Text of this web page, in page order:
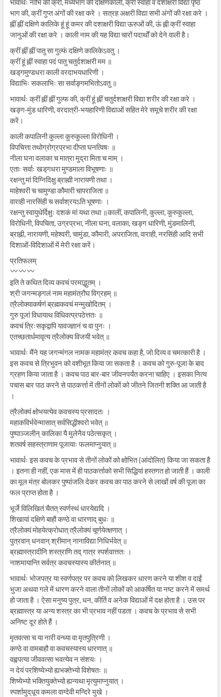
भाग की, क्रीं गुप्त अंगों की रक्षा करे । सत्रह अक्षरी विद्या सभी अंगों की रक्षा करे ।
ह्नीं ह्नीं दक्षिणे कालिके हूं हूं कमर की दशाक्षरी विद्या ऊरुओं की, ऊं ह्नी क्रीं स्वाहा
जानुओं की रक्षा करे । काली नाम की यह विद्या चारों पदार्थों को देने वाली है।
क्रीं ह्नीं ह्नीं पातु सा गुल्फं दक्षिणे कालिकेऽवतु ।
क्रीं हूं ह्नीं स्वाहा पदं पातु चतुर्दशाक्षरी मम ॥
खड्‌गमुण्डधरा काली वरदाभयधारिणी ।
विद्याभिः सकलाभिः सा सर्वाङ्गमभितोऽवतु ॥
भावार्थः क्रीं ह्नीं ह्नीं गुल्फ की, क्रीं हूं ह्नीं चतुर्दशाक्षरी विद्या शरीर की रक्षा करे ।
खङ्ग-मुंड धारिणी, वरदात्री-भयहारिणी विद्याओं सहित मेरे समूचे शरीर की रक्षा
करें।
काली कपालिनी कुल्ला कुरुकुल्ला विरोधिनी ।
विपचित्ता तथोग्रोग्रप्रभा दीप्ता घनत्विषः ॥
नीला घना वलाका च मात्रा मुद्रा मिता च माम् ।
एताः सर्वाः खड्‌गधरा मुण्डमाला विभूषणाः ॥
रक्षन्तु मां दिग्निदिक्षु ब्राह्मी नारायणी तथा ।
माहेश्वरी च चामुण्डा कौमारी चापराजिता ॥
वाराही नारसिंही च सर्वाश्रयऽति भूषणाः ।
रक्षन्तु स्वायुधेर्दिक्षुः दशकं मां यथा तथा ॥कालीं, कपालिनी, कुल्ला, कुरुकुल्ला,
विरोधिनी, विपचिता, उग्रप्रभा, नीला घना, वलाका, खङ्ग धारिणी, मुंडमालिनी,
ब्राह्नी, नारायणी, महेश्वरी, चामुंडा, कौमारी, अपराजिता, वाराही, नरसिंही आदि सभी
दिशाओं-विदिशाओं में मेरी रक्षा करें।
प्रतिफलम्
इति ते कथित दिव्य कवचं परमाद्भुतम् ।
श्री जगन्मङ्गलं नाम महामंत्रौघ विग्रहम् ॥
त्रैलोक्याकर्षणं ब्रह्मकवचं मन्मुखोदितम् ।
गुरु पूजां विधायाथ विधिवत्प्रपठेत्ततः ॥
कवचं त्रिःसकृद्वापि यावज्ज्ञानं च वा पुनः ।
एतच्छतार्धमावृत्य त्रैलोक्य विजयी भवेत् ॥
भावार्थः मैंने यह जगन्मंगल नामक महामंत्र कवच कहा है, जो दिव्य व चमत्कारी है ।
इस कवच से त्रिभुवन को वशीभूत किया जा सकता है । कवच को गुरु-पूजा के बाद
ग्रहण किया जाता है । कवच पाठ बार-बार जीवनपर्यंत करना चाहिए । इसका नित्य
पचास बार पाठ करने से पाठकर्त्ता में तीनों लोकों को जीतने जितनी शक्ति आ जाती है
।
त्रैलोक्यं क्षोभयत्येव कवचस्य प्रसादतः ।
महाकविर्भवेन्मासात् सर्वसिद्धीश्वरो भवेत् ॥
पुष्पाञ्जलीन् कालिका यै मुलेनैव पठेत्सकृत् ।
शतवर्ष सहस्त्राणाम पूजायाः फलमाप्नुयात् ॥
भावार्थः इस कवच के प्रभाव से तीनों लोकों को क्षोभित (आंदोलित) किया जा सकता है
। इतना ही नहीं, एक मास में ही पाठकर्त्ताको सभी सिद्धियां हस्तगत हो जाती हैं । काली
का मूल मंत्र बोलकर पुष्पांजलि देकर कवच का पाठ करने से लाखों वर्ष की पूजा का
फल प्राप्त होता है ।
भूर्जे विलिखितं चैतत् स्वर्णस्थं धारयेद्यदि ।
शिखायां दक्षिणे बाहौ कण्ठे वा धारणाद् बुधः ॥
त्रैलोक्यं मोहयेत्क्रोधात् त्रैलोक्यं चूर्णयेत्क्षणात् ।
पुत्रवान् धनवान् श्रीमान् नानाविद्या निधिर्भवेत् ॥
ब्रह्मास्त्रादीनि शस्त्राणि तद् गात्र स्पर्शवात्ततः ।
नाशमायान्ति सर्वत्र कवचस्यास्य कीर्तनात् ॥
भावार्थः भोजपत्र या स्वर्णपत्र पर कवच को लिखकर धारण करने या शीश व दाईं
भुजा अथवा गले में धारण करने वाला तीनों लोकों को आकर्षित या नष्ट करने में समर्थ
हो जाता है । ऐसा मनुष्य पुत्र, धन, कीर्ति व अनेक विद्याओं में दक्ष होता है । उस पर
ब्रह्मास्त्र या अन्य शस्त्र का भी प्रभाव नहीं पडता । कवच के प्रभाव से सभी
अनिष्ट दूर होते हैं ।
मृतवत्सा च या नारी वन्ध्या वा मृतपुत्रिणी ।
कण्ठे वा वामबाहौ वा कवचस्यास्य धारणात् ॥
वह्वपत्या जीववत्सा भवत्येव न संशयः ।
न देयं परशिष्येभ्यो ह्यभक्तेभ्यो विशेषतः ॥
शिष्येभ्यो भक्तियुक्तेभ्यो ह्यन्यथा मृत्युमाप्नुयात् ।
स्पर्शामुद्‌धूय कमला वाग्देवी मन्दिरे मुखे ।